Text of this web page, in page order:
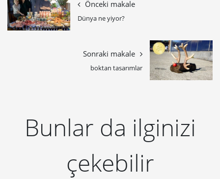
Önceki makale
Dünya ne yiyor?
Sonraki makale
boktan tasarımlar
Bunlar da ilginizi
çekebilir